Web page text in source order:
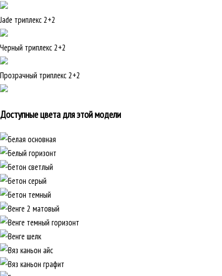
Jade триплекс 2+2
Черный триплекс 2+2
Прозрачный триплекс 2+2
Доступные цвета для этой модели